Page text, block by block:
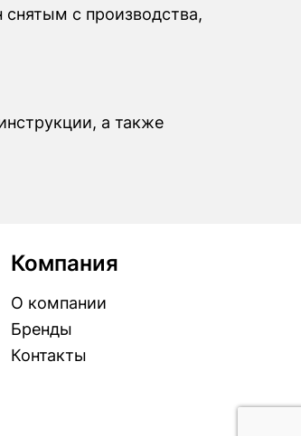
снятым с производства,
а также
Компания
О компании
Бренды
Контакты